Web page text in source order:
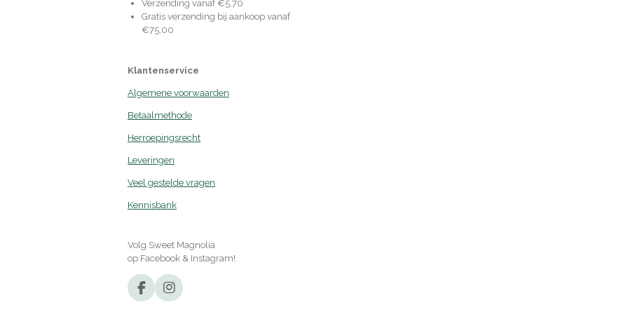
Verzending vanaf €5,70
Gratis verzending bij aankoop vanaf
€75,00
Klantenservice
Algemene voorwaarden
Betaalmethode
Herroepingsrecht
Leveringen
Veel gestelde vragen
Kennisbank
Volg Sweet Magnolia
op Facebook & Instagram!
F
a
I
n